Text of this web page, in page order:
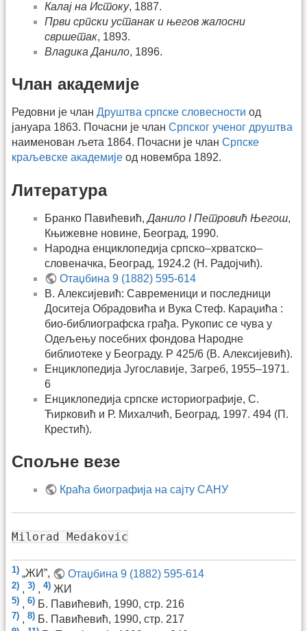
Калај на Истоку, 1887.
Први српски устанак и његов жалосни
свршетак, 1893.
Владика Данило, 1896.
Члан академије
Редовни је члан Друштва српске словесности од
јануара 1863. Почасни је члан Српског ученог друштва
наименован љета 1864. Почасни је члан Српске
краљевске академије од новембра 1892.
Литература
Бранко Павићевић,Данило I Петровић Његош,
Књижевне новине, Београд, 1990.
Народна енциклопедија српско–хрватско–
словеначка, Београд, 1924.2 (Н. Радојчић).
Отаџбина 9 (1882) 595-614
В. Алексијевић: Савременици и последници
Доситеја Обрадовића и Вука Стеф. Караџића :
био-библиографска грађа. Рукопис се чува у
Одељењу посебних фондова Народне
библиотеке у Београду. Ρ 425/6 (В. Алексијевић).
Енциклопедија Југославије, Загреб, 1955–1971.
6
Енциклопедија српске историографије, С.
Ћирковић и Р. Михалчић, Београд, 1997. 494 (П.
Крестић).
Спољне везе
Краћа биографија на сајту САНУ
Milorad Medakovic
1) „ЖИ”, Отаџбина 9 (1882) 595-614
2) , 3) , 4) ЖИ
5) , 6) Б. Павићевић, 1990, стр. 216
7) , 8) Б. Павићевић, 1990, стр. 217